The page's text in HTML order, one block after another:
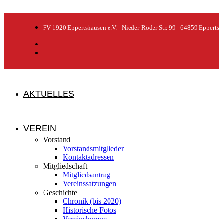
FV 1920 Eppertshausen e.V. - Nieder-Röder Str. 99 - 64859
AKTUELLES
VEREIN
Vorstand
Vorstandsmitglieder
Kontaktadressen
Mitgliedschaft
Mitgliedsantrag
Vereinssatzungen
Geschichte
Chronik (bis 2020)
Historische Fotos